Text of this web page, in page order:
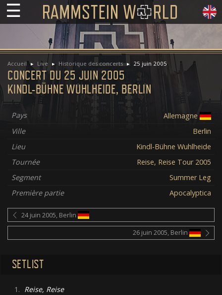
☰
Accueil Live Historique des concerts 25 juin 2005
CONCERT DU 25 JUIN 2005
KINDL-BÜHNE WUHLHEIDE, BERLIN
Pays
Allemagne
Ville
Berlin
Lieu
Kindl-Bühne Wuhlheide
Tournée
Reise, Reise Tour 2005
Segment
Summer Leg
Première partie
Apocalyptica
24 juin 2005, Berlin
26 juin 2005, Berlin
SETLIST
1. Reise, Reise